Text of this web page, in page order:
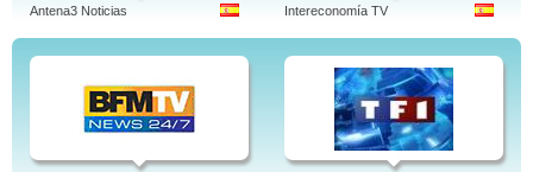
Antena3 Noticias Intereconomía TV